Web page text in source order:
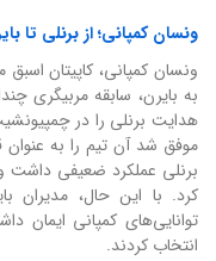
ونسان کمپانی؛ از برنلی تا
ونسان کمپانی، کاپیتان
هدایت برنلی را در
موفق شد آن تیم را به عنوان
کرد. با این حال، مدیران
توانایی‌های کمپانی ایمان
انتخاب کردند.